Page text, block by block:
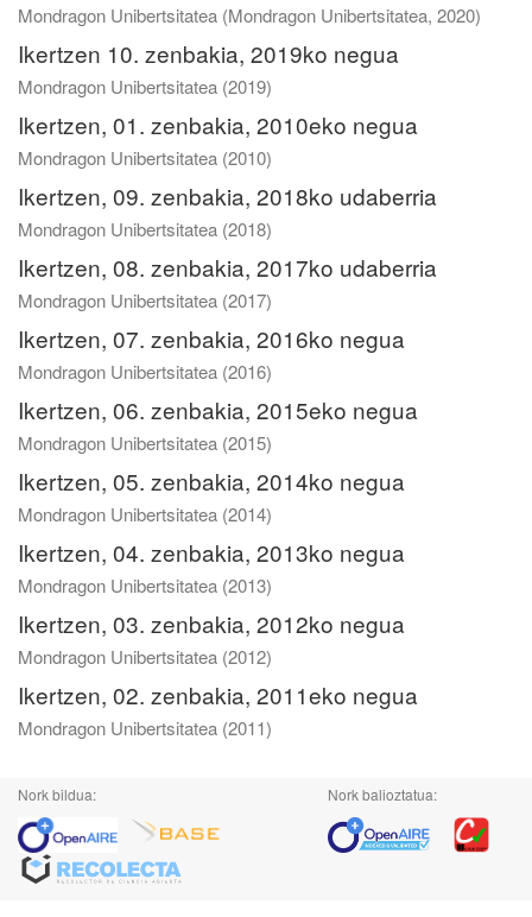
Mondragon Unibertsitatea (Mondragon Unibertsitatea, 2020)
Ikertzen 10. zenbakia, 2019ko negua
Mondragon Unibertsitatea (2019)
Ikertzen, 01. zenbakia, 2010eko negua
Mondragon Unibertsitatea (2010)
Ikertzen, 09. zenbakia, 2018ko udaberria
Mondragon Unibertsitatea (2018)
Ikertzen, 08. zenbakia, 2017ko udaberria
Mondragon Unibertsitatea (2017)
Ikertzen, 07. zenbakia, 2016ko negua
Mondragon Unibertsitatea (2016)
Ikertzen, 06. zenbakia, 2015eko negua
Mondragon Unibertsitatea (2015)
Ikertzen, 05. zenbakia, 2014ko negua
Mondragon Unibertsitatea (2014)
Ikertzen, 04. zenbakia, 2013ko negua
Mondragon Unibertsitatea (2013)
Ikertzen, 03. zenbakia, 2012ko negua
Mondragon Unibertsitatea (2012)
Ikertzen, 02. zenbakia, 2011eko negua
Mondragon Unibertsitatea (2011)
Nork bildua: Nork balioztatua: